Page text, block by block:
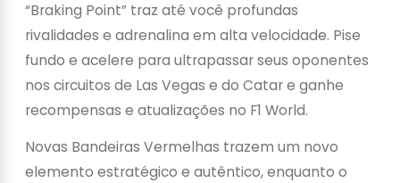
“Braking Point” traz até você profundas
rivalidades e adrenalina em alta velocidade. Pise
fundo e acelere para ultrapassar seus oponentes
nos circuitos de Las Vegas e do Catar e ganhe
recompensas e atualizações no F1 World.
Novas Bandeiras Vermelhas trazem um novo
elemento estratégico e autêntico, enquanto o